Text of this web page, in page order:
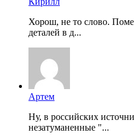
Хорош, не то слово.
деталей в д...
Артем
Ну, в российских
незатуманенные "...